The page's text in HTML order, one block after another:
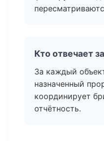
Кто отвечает
За каждый
назначенный
координирует
отчётность.